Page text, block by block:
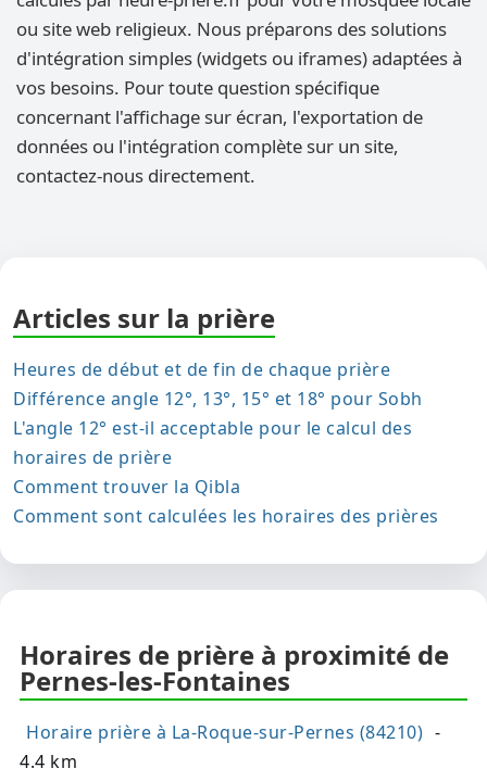
ou site web religieux. Nous préparons des solutions
d'intégration simples (widgets ou iframes) adaptées à
vos besoins. Pour toute question spécifique
concernant l'affichage sur écran, l'exportation de
données ou l'intégration complète sur un site,
contactez-nous directement.
Articles sur la prière
Heures de début et de fin de chaque prière
Différence angle 12°, 13°, 15° et 18° pour Sobh
L'angle 12° est-il acceptable pour le calcul des
horaires de prière
Comment trouver la Qibla
Comment sont calculées les horaires des prières
Horaires de prière à proximité de
Pernes-les-Fontaines
Horaire prière à La-Roque-sur-Pernes (84210) -
4.4 km